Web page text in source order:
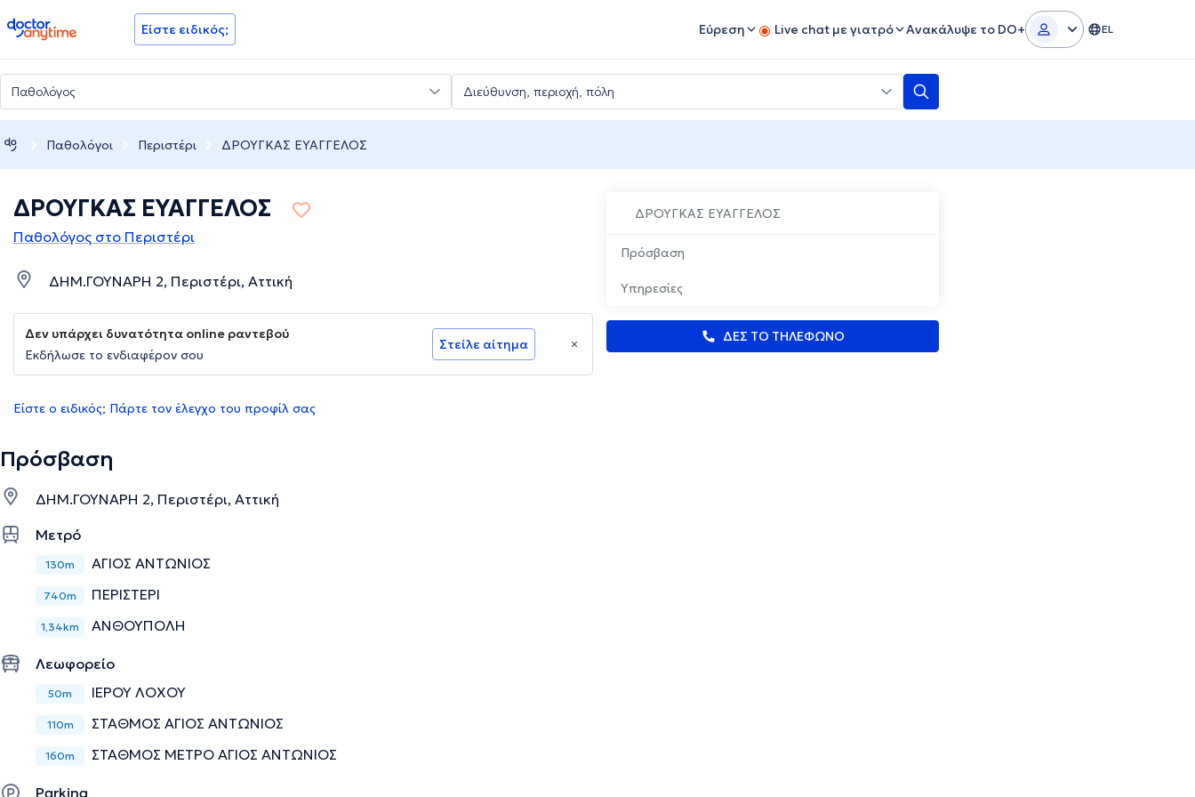
doctoranytime Είστε ειδικός; Εύρεση Live chat με γιατρό Ανακάλυψε το DO+ EL
Παθολόγοι Περιστέρι ΔΡΟΥΓΚΑΣ ΕΥΑΓΓΕΛΟΣ
ΔΡΟΥΓΚΑΣ ΕΥΑΓΓΕΛΟΣ
Πρόσβαση
Υπηρεσίες
ΔΕΣ ΤΟ ΤΗΛΕΦΩΝΟ
ΔΡΟΥΓΚΑΣ ΕΥΑΓΓΕΛΟΣ
Παθολόγος στο Περιστέρι
ΔΗΜ.ΓΟΥΝΑΡΗ 2, Περιστέρι, Αττική
Δεν υπάρχει δυνατότητα online ραντεβού
Εκδήλωσε το ενδιαφέρον σου
Στείλε αίτημα
Είστε ο ειδικός; Πάρτε τον έλεγχο του προφίλ σας
Πρόσβαση
ΔΗΜ.ΓΟΥΝΑΡΗ 2, Περιστέρι, Αττική
Μετρό
130m ΑΓΙΟΣ ΑΝΤΩΝΙΟΣ
740m ΠΕΡΙΣΤΕΡΙ
1,34km ΑΝΘΟΥΠΟΛΗ
Λεωφορείο
50m ΙΕΡΟΥ ΛΟΧΟΥ
110m ΣΤΑΘΜΟΣ ΑΓΙΟΣ ΑΝΤΩΝΙΟΣ
160m ΣΤΑΘΜΟΣ ΜΕΤΡΟ ΑΓΙΟΣ ΑΝΤΩΝΙΟΣ
Parking